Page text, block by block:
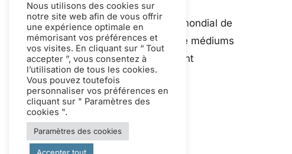
Daniel Smith est un fabricant mondial de
premier plan de peintures et de médiums
de qualité artistique, notamment
l'aquarelle et la gouache.
Nous utilisons des cookies sur
notre site web afin de vous offrir
une expérience optimale en
mémorisant vos préférences et
vos visites. En cliquant sur “ Tout
accepter ”, vous consentez à
l’utilisation de tous les cookies.
Vous pouvez toutefois
personnaliser vos préférences en
cliquant sur " Paramètres des
cookies ".
Paramètres des cookies